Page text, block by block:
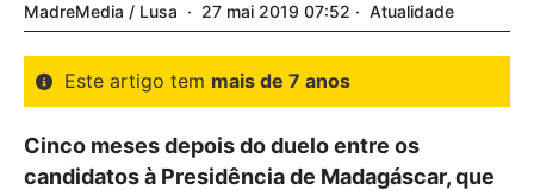
MadreMedia / Lusa 27 mai 2019 07:52 Atualidade
Este artigo tem mais de 7 anos
Cinco meses depois do duelo entre os
candidatos à Presidência de Madagáscar, que